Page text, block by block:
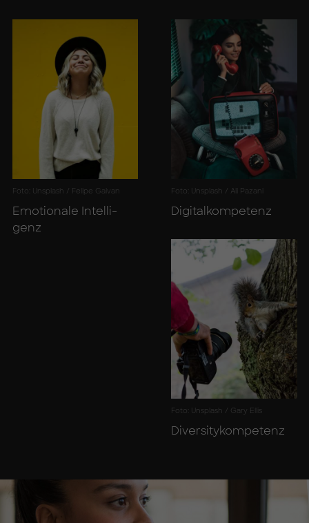
Foto: Unsplash / Felipe Galvan
Emo­tio­na­le In­tel­li­
genz
Foto: Unsplash / Ali Pazani
Di­gi­tal­kom­pe­tenz
Foto: Unsplash / Gary Ellis
Di­ver­si­ty­kom­pe­tenz